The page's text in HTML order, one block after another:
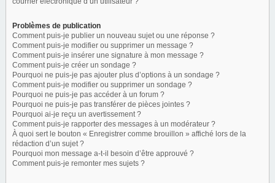
Problèmes de publication
Comment puis-je publier un nouveau sujet ou une réponse ?
Comment puis-je modifier ou supprimer un message ?
Comment puis-je insérer une signature à mon message ?
Comment puis-je créer un sondage ?
Pourquoi ne puis-je pas ajouter plus d’options à un sondage ?
Comment puis-je modifier ou supprimer un sondage ?
Pourquoi ne puis-je pas accéder à un forum ?
Pourquoi ne puis-je pas transférer de pièces jointes ?
Pourquoi ai-je reçu un avertissement ?
Comment puis-je rapporter des messages à un modérateur ?
À quoi sert le bouton « Enregistrer comme brouillon » affiché lors de la
rédaction d’un sujet ?
Pourquoi mon message a-t-il besoin d’être approuvé ?
Comment puis-je remonter mes sujets ?